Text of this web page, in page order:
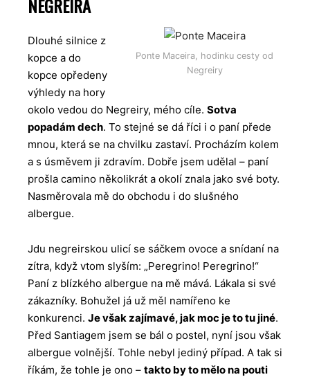
NEGREIRA
Ponte Maceira, hodinku cesty od
Negreiry
Dlouhé silnice z
kopce a do
kopce opředeny
výhledy na hory
okolo vedou do Negreiry, mého cíle. Sotva
popadám dech. To stejné se dá říci i o paní přede
mnou, která se na chvilku zastaví. Procházím kolem
a s úsměvem ji zdravím. Dobře jsem udělal – paní
prošla camino několikrát a okolí znala jako své boty.
Nasměrovala mě do obchodu i do slušného
albergue.
Jdu negreirskou ulicí se sáčkem ovoce a snídaní na
zítra, když vtom slyším: „Peregrino! Peregrino!“
Paní z blízkého albergue na mě mává. Lákala si své
zákazníky. Bohužel já už měl namířeno ke
konkurenci. Je však zajímavé, jak moc je to tu jiné.
Před Santiagem jsem se bál o postel, nyní jsou však
albergue volnější. Tohle nebyl jediný případ. A tak si
říkám, že tohle je ono – takto by to mělo na pouti